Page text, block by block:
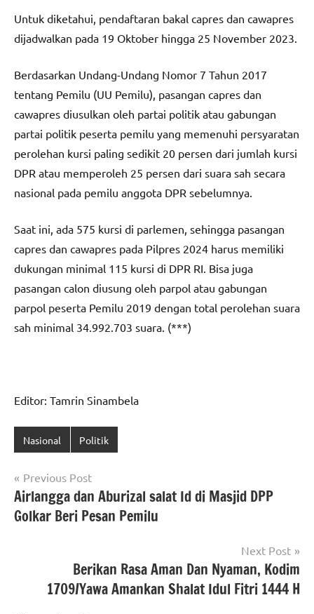
Untuk diketahui, pendaftaran bakal capres dan cawapres
dijadwalkan pada 19 Oktober hingga 25 November 2023.
Berdasarkan Undang-Undang Nomor 7 Tahun 2017
tentang Pemilu (UU Pemilu), pasangan capres dan
cawapres diusulkan oleh partai politik atau gabungan
partai politik peserta pemilu yang memenuhi persyaratan
perolehan kursi paling sedikit 20 persen dari jumlah kursi
DPR atau memperoleh 25 persen dari suara sah secara
nasional pada pemilu anggota DPR sebelumnya.
Saat ini, ada 575 kursi di parlemen, sehingga pasangan
capres dan cawapres pada Pilpres 2024 harus memiliki
dukungan minimal 115 kursi di DPR RI. Bisa juga
pasangan calon diusung oleh parpol atau gabungan
parpol peserta Pemilu 2019 dengan total perolehan suara
sah minimal 34.992.703 suara. (***)
Editor: Tamrin Sinambela
Nasional Politik
Navigasi
pos
Previous Post
Airlangga dan Aburizal salat Id di Masjid DPP
Golkar Beri Pesan Pemilu
Next Post
Berikan Rasa Aman Dan Nyaman, Kodim
1709/Yawa Amankan Shalat Idul Fitri 1444 H